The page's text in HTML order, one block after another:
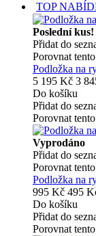
TOP
Poslední kus!
Přidat do
Porovnat
Podložka na
5 195 Kč 3
Do košíku
Přidat do
Porovnat
Vyprodáno
Přidat do
Porovnat
Podložka na
995 Kč 495
Do košíku
Přidat do
Porovnat